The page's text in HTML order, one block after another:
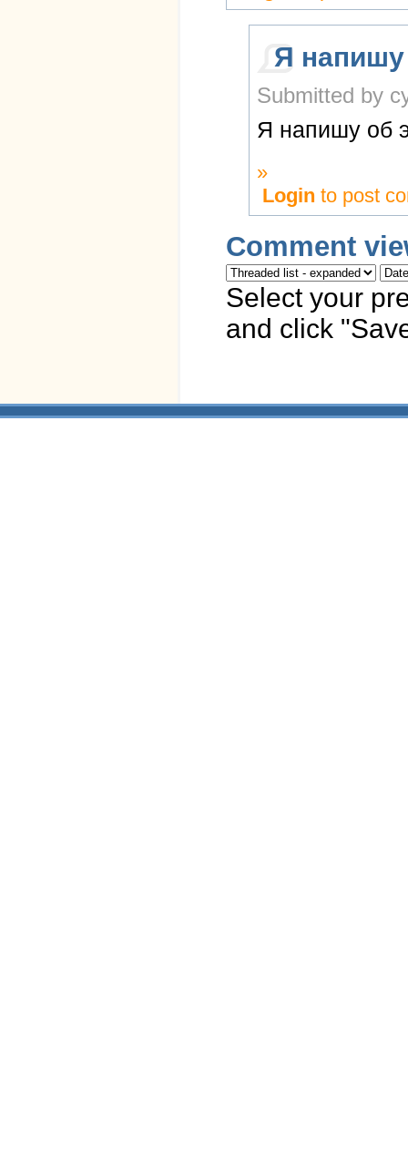
Я
Submitted by
Я напишу об
»
Login to post
Comment
Select your
and click